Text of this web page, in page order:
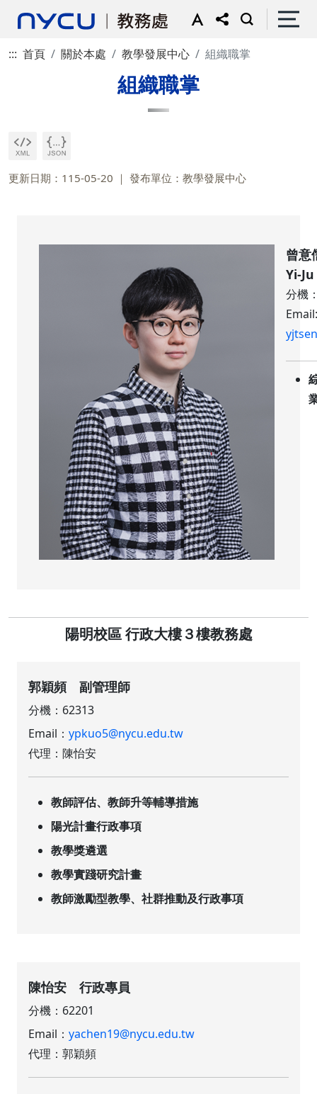
::: 首頁 關於本處 教學發展中心 組織職掌
組織職掌
更新日期：115-05-20 發布單位：教學發展中心
曾
Yi-
分機
陽明校區 行政大樓３樓教務處
郭穎頻 副管理師
分機：62313
Email：ypkuo5@nycu.edu.tw
代理：陳怡安
教師評估、教師升等輔導措施
陽光計畫行政事項
教學獎遴選
教學實踐研究計畫
教師激勵型教學、社群推動及行政事項
陳怡安 行政專員
分機：62201
Email：yachen19@nycu.edu.tw
代理：郭穎頻